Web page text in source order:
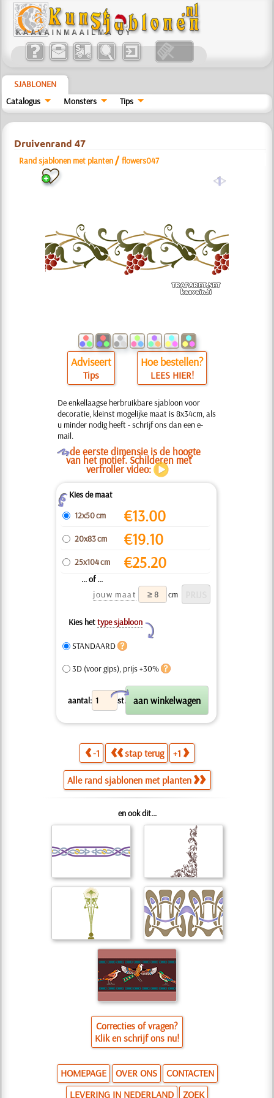
SJABLONEN
Catalogus
Monsters Tips
Druivenrand 47
Rand sjablonen met planten /flowers047
a
Adviseert
Tips
Hoe bestellen?
LEES HIER!
De enkellaagse herbruikbare sjabloon voor
decoratie, kleinst mogelijke maat is 8x34cm, als
u minder nodig heeft - schrijf ons dan een e-
mail.
Ode eerste dimensie is de hoogte
van het motief. Schilderen met
verfroller video:
ZKies de maat
12x50 cm
€13.00
20x83 cm €19.10
25x104 cm €25.20
... of ...
jouw maat
cm
Kies hettype sjabloon
Y
STANDAARD
3D (voor gips), prijs +30%
aantal: st.
X
-1 stap terug +1
Alle rand sjablonen met planten
en ook dit...
Correcties of vragen?
Klik en schrijf ons nu!
HOMEPAGE OVER ONS
CONTACTEN
LEVERING IN NEDERLAND
ZOEK